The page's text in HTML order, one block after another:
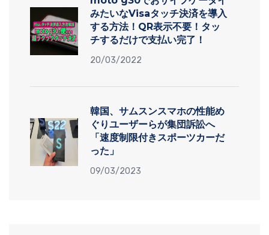
みたいなVisaタッチ決済を導入
する方法！QR表示不要！タッ
チするだけで支払い完了！
20/03/2022
韓国、サムスンスマホの性能め
ぐりユーザーらが集団訴訟へ
「速度制限付きスポーツカーだ
った」
09/03/2023